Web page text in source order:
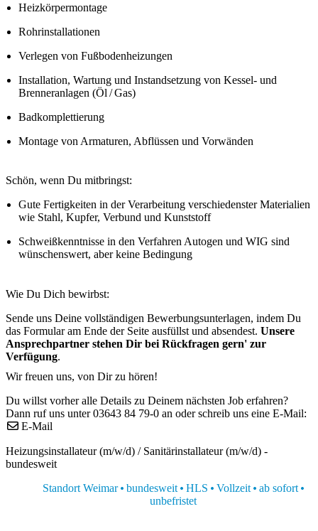
Heizkörpermontage
Rohrinstallationen
Verlegen von Fußbodenheizungen
Installation, Wartung und Instandsetzung von Kessel- und
Brenneranlagen (Öl / Gas)
Badkomplettierung
Montage von Armaturen, Abflüssen und Vorwänden
Schön, wenn Du mitbringst:
Gute Fertigkeiten in der Verarbeitung verschiedenster Materialien
wie Stahl, Kupfer, Verbund und Kunststoff
Schweißkenntnisse in den Verfahren Autogen und WIG sind
wünschenswert, aber keine Bedingung
Wie Du Dich bewirbst:
Sende uns Deine vollständigen Bewerbungsunterlagen, indem Du
das Formular am Ende der Seite ausfüllst und absendest. Unsere
Ansprechpartner stehen Dir bei Rückfragen gern' zur
Verfügung.
Wir freuen uns, von Dir zu hören!
Du willst vorher alle Details zu Deinem nächsten Job erfahren?
Dann ruf uns unter 03643 84 79-0 an oder schreib uns eine E-Mail:
E-Mail
Heizungsinstallateur (m/w/d) / Sanitärinstallateur (m/w/d) -
bundesweit
Standort Weimar
bundesweit HLS Vollzeit
ab sofort
unbefristet